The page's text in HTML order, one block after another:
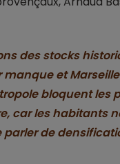
des stocks
manque et
bloquent les
car les habitants
parler de